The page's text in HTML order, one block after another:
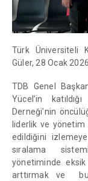
Türk Üniversiteli
Güler, 28 Ocak
TDB Genel
Yücel’in
Derneği’nin
liderlik ve yönetim
edildiğini
sıralama
yönetiminde eksik
arttırmak ve bu